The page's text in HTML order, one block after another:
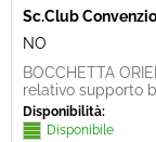
Sc.Club
NO
BOCCHETTA
relativo supporto
Disponibilità:
Disponibile